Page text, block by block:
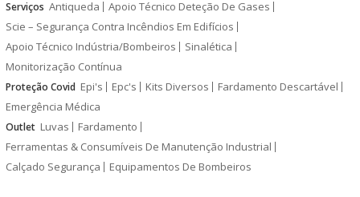
Serviços Antiqueda
Apoio Técnico Deteção De Gases
Scie – Segurança Contra Incêndios Em Edifícios
Apoio Técnico Indústria/Bombeiros
Sinalética
Monitorização Contínua
Proteção Covid Epi's Epc's Kits Diversos
Fardamento Descartável
Emergência Médica
Outlet Luvas
Fardamento
Ferramentas & Consumíveis De Manutenção Industrial
Calçado Segurança
Equipamentos De Bombeiros